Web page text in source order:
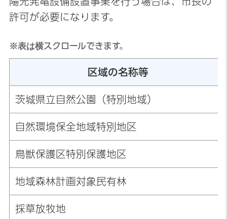
許可が必要になります。
※表は横スクロールできます。
区域の名称等
茨城県立自然公園（特別地域）
自然環境保全地域特別地区
鳥獣保護区特別保護地区
地域森林計画対象民有林
採草放牧地